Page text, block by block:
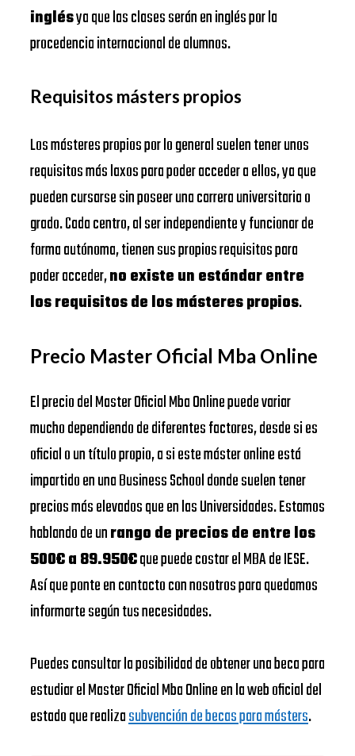
inglésya que las clases serán en inglés por la
procedencia internacional de alumnos.
Requisitos másters propios
Los másteres propios por lo general suelen tener unos
requisitos más laxos para poder acceder a ellos, ya que
pueden cursarse sin poseer una carrera universitaria o
grado. Cada centro, al ser independiente y funcionar de
forma autónoma, tienen sus propios requisitos para
poder acceder,no existe un estándar entre
los requisitos de los másteres propios.
Precio Master Oficial Mba Online
El precio del Master Oficial Mba Online puede variar
mucho dependiendo de diferentes factores, desde si es
oficial o un título propio, a si este máster online está
impartido en una Business School donde suelen tener
precios más elevados que en las Universidades. Estamos
hablando de unrango de precios de entre los
500€ a 89.950€que puede costar el MBA de IESE.
Así que ponte en contacto con nosotros para quedamos
informarte según tus necesidades.
Puedes consultar la posibilidad de obtener una beca para
estudiar el Master Oficial Mba Online en la web oficial del
estado que realizasubvención de becas para másters.